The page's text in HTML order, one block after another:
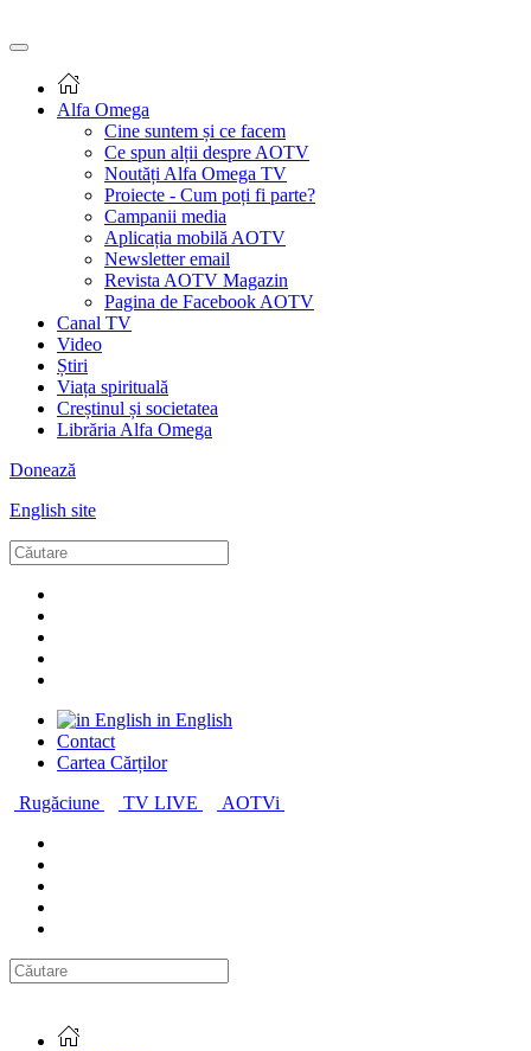
Alfa Omega
Cine suntem și ce facem
Ce spun alții despre AOTV
Noutăți Alfa Omega TV
Proiecte - Cum poți fi parte?
Campanii media
Aplicația mobilă AOTV
Newsletter email
Revista AOTV Magazin
Pagina de Facebook AOTV
Canal TV
Video
Știri
Viața spirituală
Creștinul și societatea
Librăria Alfa Omega
Donează
English site
in English
Contact
Cartea Cărților
Rugăciune
TV LIVE AOTVi